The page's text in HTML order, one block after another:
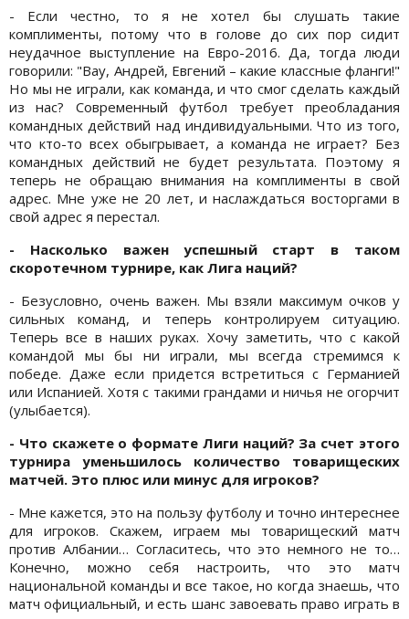
- Если честно, то я не хотел бы слушать такие
комплименты, потому что в голове до сих пор сидит
неудачное выступление на Евро-2016. Да, тогда люди
говорили: "Вау, Андрей, Евгений – какие классные фланги!"
Но мы не играли, как команда, и что смог сделать каждый
из нас? Современный футбол требует преобладания
командных действий над индивидуальными. Что из того,
что кто-то всех обыгрывает, а команда не играет? Без
командных действий не будет результата. Поэтому я
теперь не обращаю внимания на комплименты в свой
адрес. Мне уже не 20 лет, и наслаждаться восторгами в
свой адрес я перестал.
- Насколько важен успешный старт в таком
скоротечном турнире, как Лига наций?
- Безусловно, очень важен. Мы взяли максимум очков у
сильных команд, и теперь контролируем ситуацию.
Теперь все в наших руках. Хочу заметить, что с какой
командой мы бы ни играли, мы всегда стремимся к
победе. Даже если придется встретиться с Германией
или Испанией. Хотя с такими грандами и ничья не огорчит
(улыбается).
- Что скажете о формате Лиги наций? За счет этого
турнира уменьшилось количество товарищеских
матчей. Это плюс или минус для игроков?
- Мне кажется, это на пользу футболу и точно интереснее
для игроков. Скажем, играем мы товарищеский матч
против Албании… Согласитесь, что это немного не то…
Конечно, можно себя настроить, что это матч
национальной команды и все такое, но когда знаешь, что
матч официальный, и есть шанс завоевать право играть в